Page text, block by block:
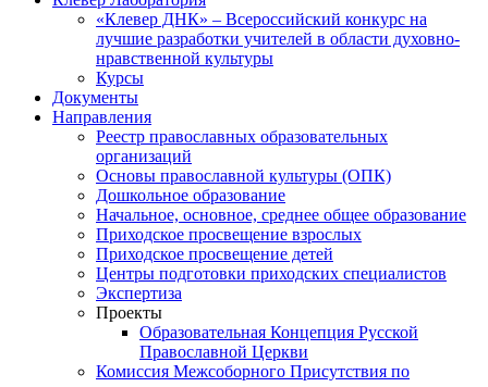
«Клевер ДНК» – Всероссийский конкурс на
лучшие разработки учителей в области духовно-
нравственной культуры
Курсы
Документы
Направления
Реестр православных образовательных
организаций
Основы православной культуры (ОПК)
Дошкольное образование
Начальное, основное, среднее общее образование
Приходское просвещение взрослых
Приходское просвещение детей
Центры подготовки приходских специалистов
Экспертиза
Проекты
Образовательная Концепция Русской
Православной Церкви
Комиссия Межсоборного Присутствия по